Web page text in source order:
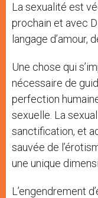
La sexualité est
prochain et avec
langage d’amour,
Une chose qui
nécessaire de
perfection
sexuelle. La
sanctification, et
sauvée de
une unique
L’engendrement